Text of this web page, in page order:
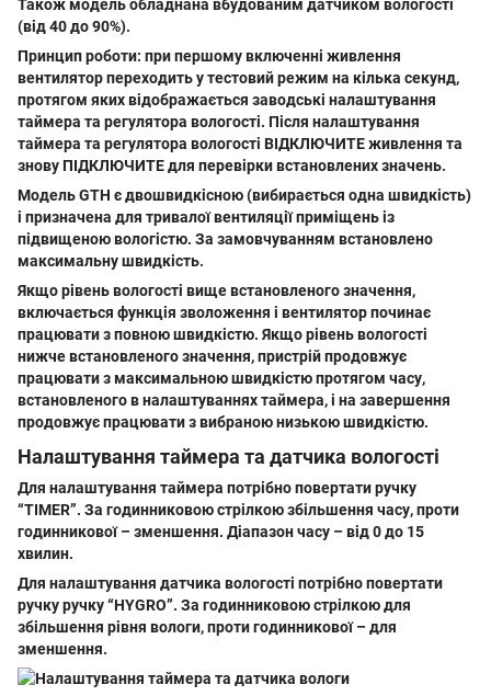
Також модель обладнана вбудованим датчиком вологості
(від 40 до 90%).
Принцип роботи: при першому включенні живлення
вентилятор переходить у тестовий режим на кілька секунд,
протягом яких відображається заводські налаштування
таймера та регулятора вологості. Після налаштування
таймера та регулятора вологості ВІДКЛЮЧИТЕ живлення та
знову ПІДКЛЮЧИТЕ для перевірки встановлених значень.
Модель GTH є двошвидкісною (вибирається одна швидкість)
і призначена для тривалої вентиляції приміщень із
підвищеною вологістю. За замовчуванням встановлено
максимальну швидкість.
Якщо рівень вологості вище встановленого значення,
включається функція зволоження і вентилятор починає
працювати з повною швидкістю. Якщо рівень вологості
нижче встановленого значення, пристрій продовжує
працювати з максимальною швидкістю протягом часу,
встановленого в налаштуваннях таймера, і на завершення
продовжує працювати з вибраною низькою швидкістю.
Налаштування таймера та датчика вологості
Для налаштування таймера потрібно повертати ручку
“TIMER”. За годинниковою стрілкою збільшення часу, проти
годинникової – зменшення. Діапазон часу – від 0 до 15
хвилин.
Для налаштування датчика вологості потрібно повертати
ручку ручку“HYGRO”. За годинниковою стрілкою для
збільшення рівня вологи, проти годинникової – для
зменшення.